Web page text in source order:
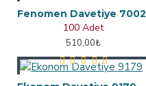
Fenomen Davetiye 7002
100 Adet
510,00₺